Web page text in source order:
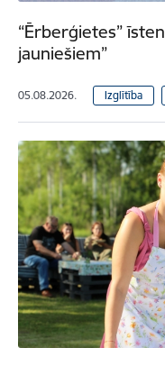
“Ērberģietes”
jauniešiem”
05.08.2026. Izglītība